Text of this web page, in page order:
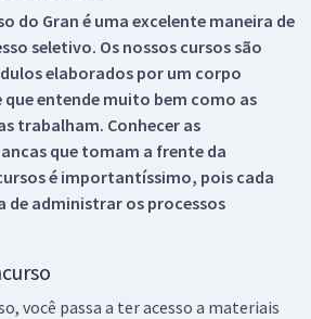
do Gran é uma excelente maneira de
seletivo. Os nossos cursos são
elaborados por um corpo
que entende muito bem como as
trabalham. Conhecer as
que tomam a frente da
é importantíssimo, pois cada
de administrar os processos
você passa a ter acesso a materiais